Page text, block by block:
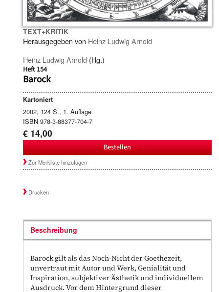
TEXT+KRITIK
Herausgegeben von Heinz Ludwig Arnold
Heinz Ludwig Arnold (Hg.)
Heft 154
Barock
Kartoniert
2002, 124 S., 1. Auflage
ISBN 978-3-88377-704-7
€ 14,00
Bestellen
Zur Merkliste hinzufügen
Drucken
Beschreibung
Barock gilt als das Noch-Nicht der Goethezeit,
unvertraut mit Autor und Werk, Genialität und
Inspiration, subjektiver Ästhetik und individuellem
Ausdruck. Vor dem Hintergrund dieser